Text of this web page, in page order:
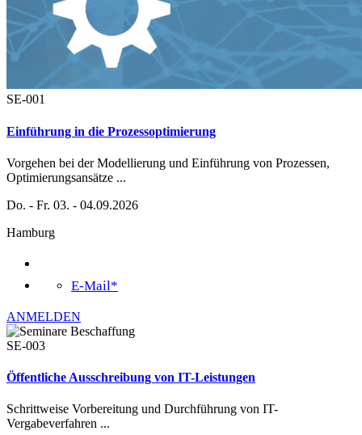
SE-001
Einführung in die Prozessoptimierung
Vorgehen bei der Modellierung und Einführung von Prozessen,
Optimierungsansätze ...
Do. - Fr. 03. - 04.09.2026
Hamburg
E-Mail*
ANMELDEN
SE-003
Öffentliche Ausschreibung von IT-Leistungen
Schrittweise Vorbereitung und Durchführung von IT-
Vergabeverfahren ...